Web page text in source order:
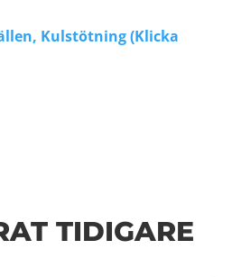
Kulstötning (Klicka
TIDIGARE